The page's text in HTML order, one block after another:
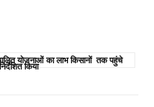
योजनाओं का लाभ किसानों तक पहुंचे
किया